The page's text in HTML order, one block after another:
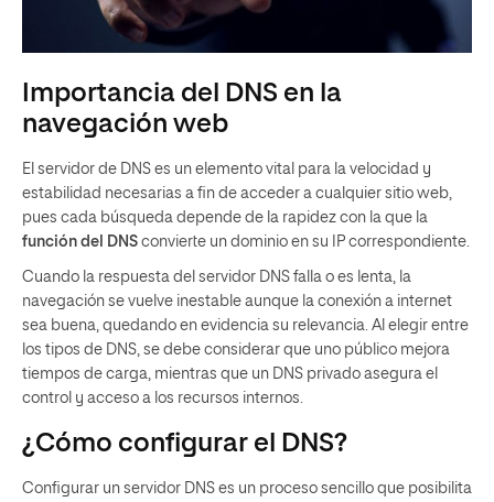
Importancia del DNS en la
navegación web
El servidor de DNS es un elemento vital para la velocidad y
estabilidad necesarias a fin de acceder a cualquier sitio web,
pues cada búsqueda depende de la rapidez con la que la
función del DNS convierte un dominio en su IP correspondiente.
Cuando la respuesta del servidor DNS falla o es lenta, la
navegación se vuelve inestable aunque la conexión a internet
sea buena, quedando en evidencia su relevancia. Al elegir entre
los tipos de DNS, se debe considerar que uno público mejora
tiempos de carga, mientras que un DNS privado asegura el
control y acceso a los recursos internos.
¿Cómo configurar el DNS?
Configurar un servidor DNS es un proceso sencillo que posibilita